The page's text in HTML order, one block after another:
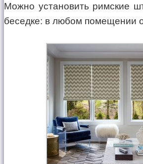
Можно установить римские
беседке: в любом помещении